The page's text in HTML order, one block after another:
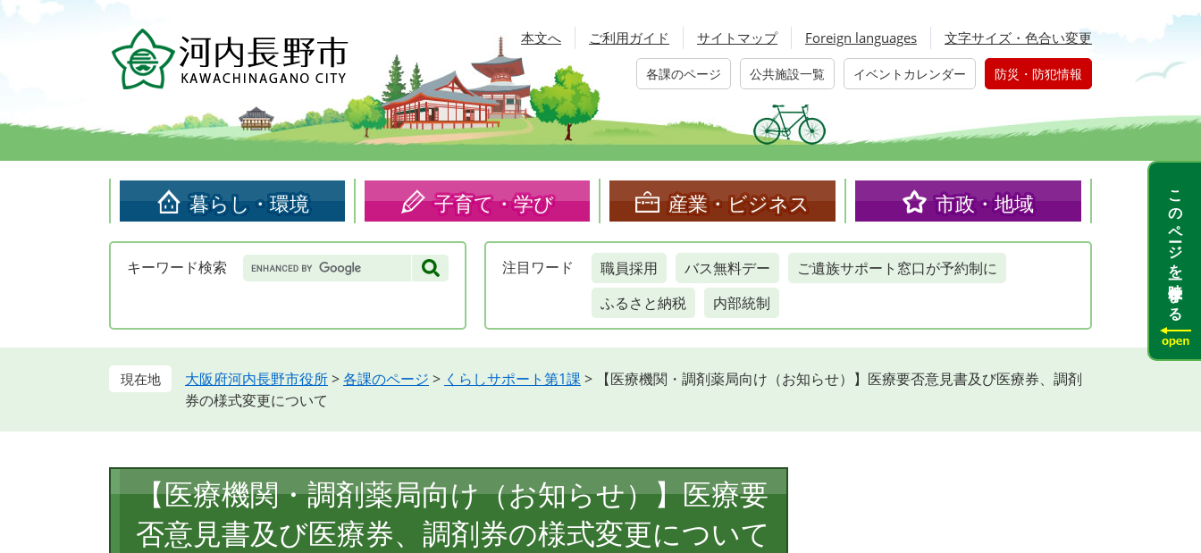
頭
す。
飛
し
本文へ ご利用ガイド サイトマップ Foreign languages 文字サイズ・色合い変更
各課のページ 公共施設一覧 イベントカレンダー 防災・防犯情報
暮らし・環境 子育て・学び 産業・ビジネス 市政・地域
キーワード検索 Google
カ
検
注目 ワード 職員採用 バス無料デー
ご遺族サポート窓口が予約制に
ふるさと納税
内部統制
大阪府河内長野市役所>各課のページ > くらしサポート第1課 >
【医療機関・調剤薬局向け（お知らせ）】医療要否意見書及び医療券、調剤
券の様式変更について
文
【医療機関・調剤薬局向け（お知らせ）】医療要
否意見書及び医療券、調剤券の様式変更について
このページを一時保存する